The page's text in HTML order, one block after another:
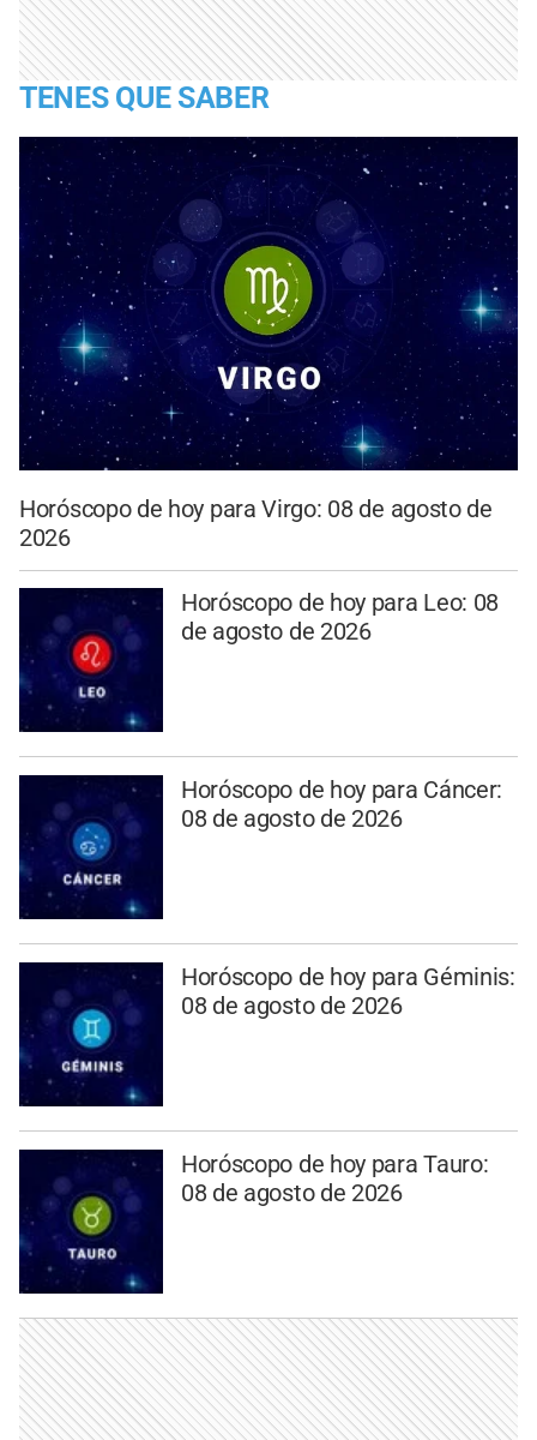
TENES QUE SABER
Horóscopo de hoy para Virgo: 08 de agosto de
2026
Horóscopo de hoy para Leo: 08
de agosto de 2026
Horóscopo de hoy para Cáncer:
08 de agosto de 2026
Horóscopo de hoy para Géminis:
08 de agosto de 2026
Horóscopo de hoy para Tauro:
08 de agosto de 2026